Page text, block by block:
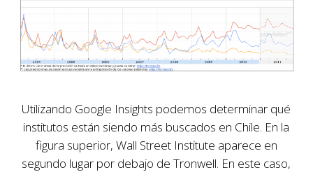
Utilizando Google Insights podemos determinar qué
institutos están siendo más buscados en Chile. En la
figura superior, Wall Street Institute aparece en
segundo lugar por debajo de Tronwell. En este caso,